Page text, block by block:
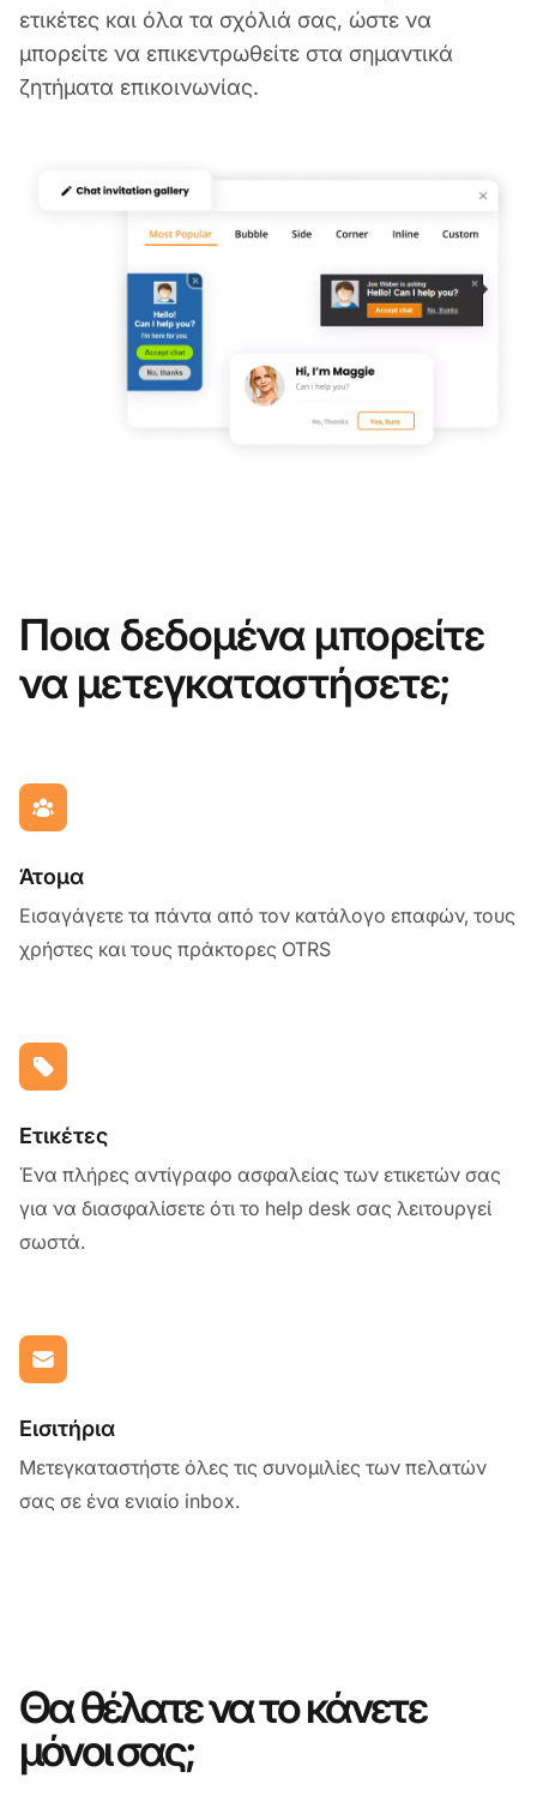
ετικέτες και όλα τα σχόλιά σας, ώστε να
μπορείτε να επικεντρωθείτε στα σημαντικά
ζητήματα επικοινωνίας.
Ποια δεδομένα μπορείτε
να μετεγκαταστήσετε;
Άτομα
Εισαγάγετε τα πάντα από τον κατάλογο επαφών, τους
χρήστες και τους πράκτορες OTRS
Ετικέτες
Ένα πλήρες αντίγραφο ασφαλείας των ετικετών σας
για να διασφαλίσετε ότι το help desk σας λειτουργεί
σωστά.
Εισιτήρια
Μετεγκαταστήστε όλες τις συνομιλίες των πελατών
σας σε ένα ενιαίο inbox.
Θα θέλατε να το κάνετε
μόνοι σας;